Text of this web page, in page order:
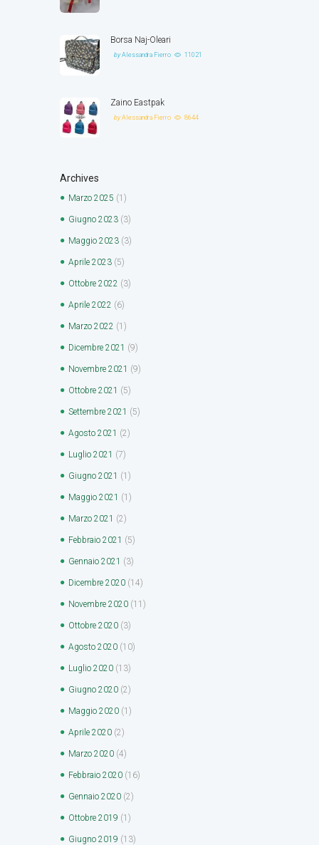
Borsa Naj-Oleari
byAlessandra Fierro 11021
Zaino Eastpak
byAlessandra Fierro 8644
Archives
Marzo 2025 (1)
Giugno 2023 (3)
Maggio 2023 (3)
Aprile 2023 (5)
Ottobre 2022 (3)
Aprile 2022 (6)
Marzo 2022 (1)
Dicembre 2021 (9)
Novembre 2021 (9)
Ottobre 2021 (5)
Settembre 2021 (5)
Agosto 2021 (2)
Luglio 2021 (7)
Giugno 2021 (1)
Maggio 2021 (1)
Marzo 2021 (2)
Febbraio 2021 (5)
Gennaio 2021 (3)
Dicembre 2020 (14)
Novembre 2020 (11)
Ottobre 2020 (3)
Agosto 2020 (10)
Luglio 2020 (13)
Giugno 2020 (2)
Maggio 2020 (1)
Aprile 2020 (2)
Marzo 2020 (4)
Febbraio 2020 (16)
Gennaio 2020 (2)
Ottobre 2019 (1)
Giugno 2019 (13)